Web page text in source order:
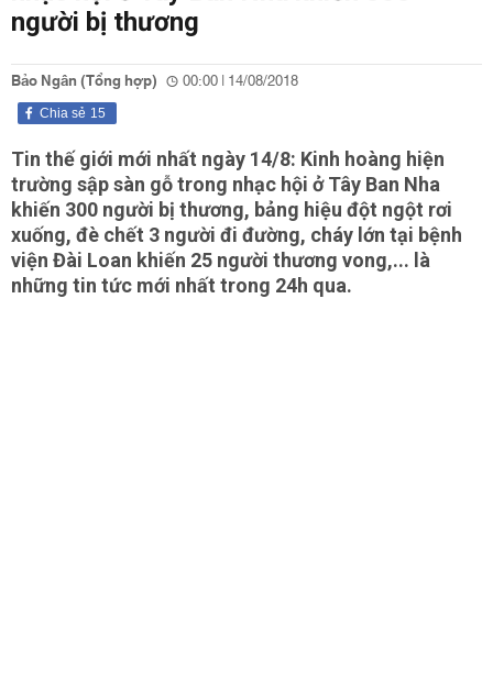
người bị thương
Bảo Ngân (Tổng hợp) 00:00 | 14/08/2018
15
Chia sẻ
Tin thế giới mới nhất ngày 14/8: Kinh hoàng hiện
trường sập sàn gỗ trong nhạc hội ở Tây Ban Nha
khiến 300 người bị thương, bảng hiệu đột ngột rơi
xuống, đè chết 3 người đi đường, cháy lớn tại bệnh
viện Đài Loan khiến 25 người thương vong,... là
những tin tức mới nhất trong 24h qua.